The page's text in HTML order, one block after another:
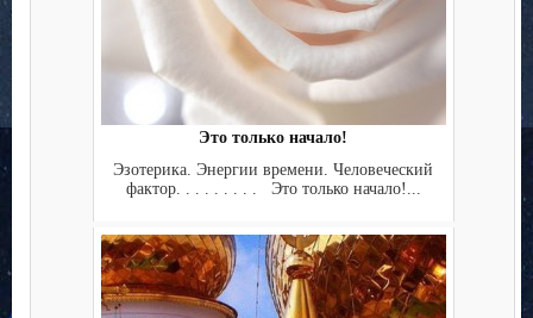
Это только начало!
Эзотерика. Энергии времени. Человеческий
фактор. . . . . . . . . Это только начало!...